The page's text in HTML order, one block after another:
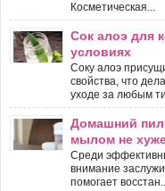
Косметическая...
Сок алоэ для
условиях
Соку алоэ
свойства, что
уходе за любым
Домашний
мылом не
Среди
внимание
помогает